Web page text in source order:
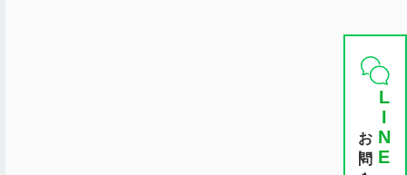
LINE